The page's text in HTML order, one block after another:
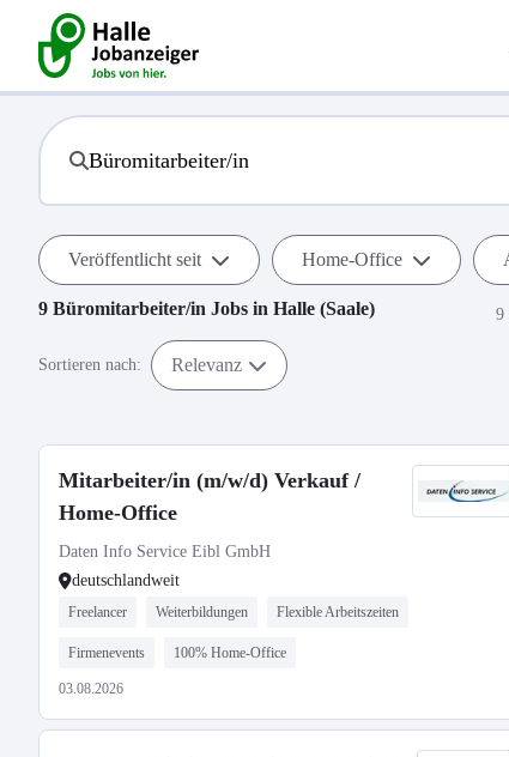
Veröffentlicht seit Home-Office
9 Büromitarbeiter/in Jobs in Halle (Saale) 9
Sortieren nach: Relevanz
Mitarbeiter/in (m/w/d) Verkauf /
Home-Office
Daten Info Service Eibl GmbH
deutschlandweit
Freelancer Weiterbildungen Flexible Arbeitszeiten
Firmenevents 100% Home-Office
03.08.2026